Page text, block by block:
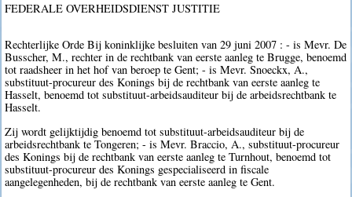
FEDERALE OVERHEIDSDIENST JUSTITIE
Rechterlijke Orde Bij koninklijke besluiten van 29 juni 2007 : - is Mevr. De
Busscher, M., rechter in de rechtbank van eerste aanleg te Brugge, benoemd
tot raadsheer in het hof van beroep te Gent; - is Mevr. Snoeckx, A.,
substituut-procureur des Konings bij de rechtbank van eerste aanleg te
Hasselt, benoemd tot substituut-arbeidsauditeur bij de arbeidsrechtbank te
Hasselt.
Zij wordt gelijktijdig benoemd tot substituut-arbeidsauditeur bij de
arbeidsrechtbank te Tongeren; - is Mevr. Braccio, A., substituut-procureur
des Konings bij de rechtbank van eerste aanleg te Turnhout, benoemd tot
substituut-procureur des Konings gespecialiseerd in fiscale
aangelegenheden, bij de rechtbank van eerste aanleg te Gent.